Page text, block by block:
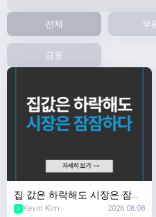
전체 부
금융
집 값은 하락해도 시장은 잠잠
하다
2 Kevin Kim 2026.08.08